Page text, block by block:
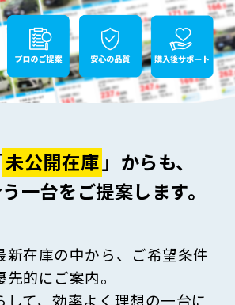
未公開在庫」からも、
一台をご提案します。
新在庫の中から、ご希望条件
的にご案内。
して、効率よく理想の一台に